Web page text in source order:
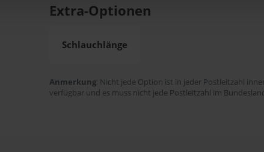
Extra-Optionen
Schlauchlänge
Anmerkung: Nicht jede Option ist in jeder Postleitzahl
verfügbar und es muss nicht jede Postleitzahl im